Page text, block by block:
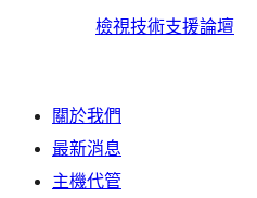
論
評
檢視技術支援論壇
關於我們
最新消息
主機代管